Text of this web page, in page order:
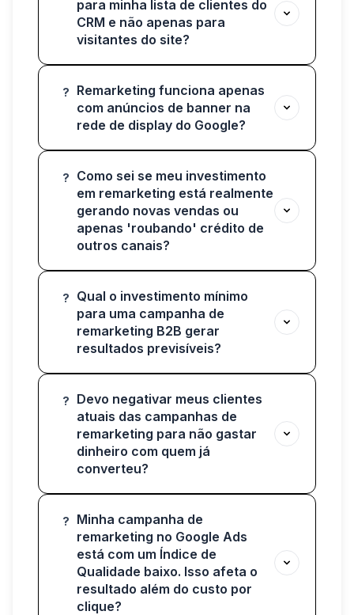
para minha lista de clientes do
CRM e não apenas para
visitantes do site?
?
Remarketing funciona apenas
com anúncios de banner na
rede de display do Google?
?
Como sei se meu investimento
em remarketing está realmente
gerando novas vendas ou
apenas 'roubando' crédito de
outros canais?
?
Qual o investimento mínimo
para uma campanha de
remarketing B2B gerar
resultados previsíveis?
?
Devo negativar meus clientes
atuais das campanhas de
remarketing para não gastar
dinheiro com quem já
converteu?
?
Minha campanha de
remarketing no Google Ads
está com um Índice de
Qualidade baixo. Isso afeta o
resultado além do custo por
clique?